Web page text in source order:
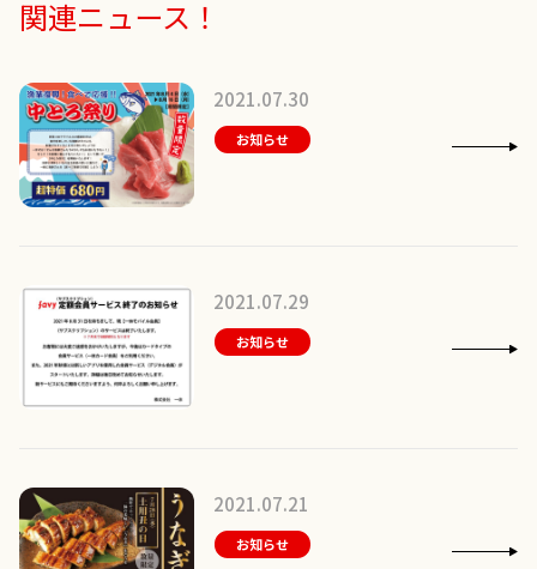
関連ニュース！
2021.07.30
お知らせ
2021.07.29
お知らせ
2021.07.21
お知らせ